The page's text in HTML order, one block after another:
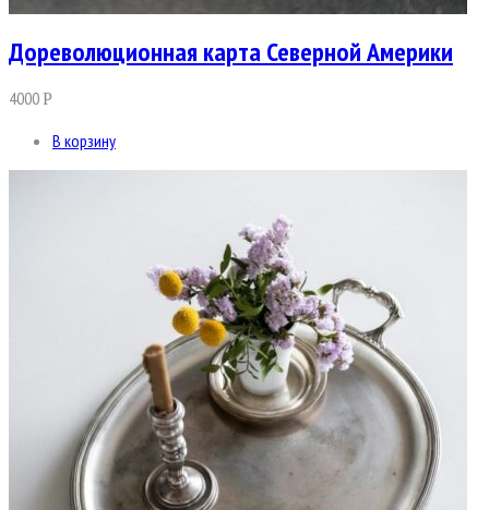
Дореволюционная карта Северной Америки
4000Р
В корзину